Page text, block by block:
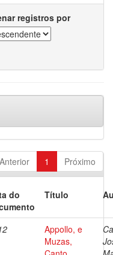
registros por
Anterior 1 Próximo
do
Título
Appollo, e
Muzas,